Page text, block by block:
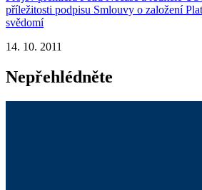
příležitosti podpisu Smlouvy o založení
svědomí
14. 10. 2011
Nepřehlédněte